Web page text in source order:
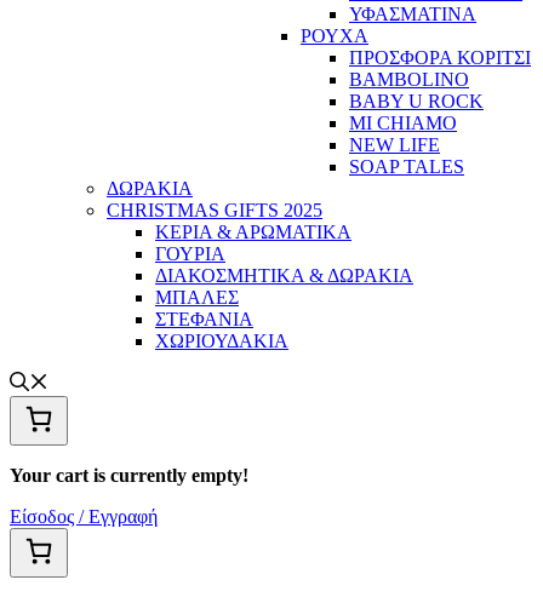
ΥΦΑΣΜΑΤΙΝΑ
ΡΟΥΧΑ
ΠΡΟΣΦΟΡΑ ΚΟΡΙΤΣΙ
BAMBOLINO
BABY U ROCK
MI CHIAMO
NEW LIFE
SOAP TALES
ΔΩΡΑΚΙΑ
CHRISTMAS GIFTS 2025
ΚΕΡΙΑ & ΑΡΩΜΑΤΙΚΑ
ΓΟΥΡΙΑ
ΔΙΑΚΟΣΜΗΤΙΚΑ & ΔΩΡΑΚΙΑ
ΜΠΑΛΕΣ
ΣΤΕΦΑΝΙΑ
ΧΩΡΙΟΥΔΑΚΙΑ
Your cart is currently empty!
Είσοδος / Εγγραφή